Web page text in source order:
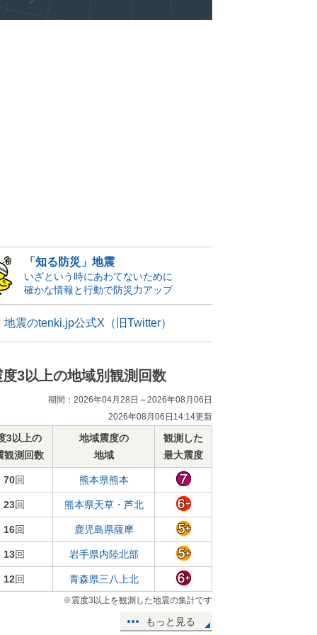
「知る防災」地震
いざという時にあわてないために
確かな情報と行動で防災力アップ
地震のtenki.jp公式X（旧Twitter）
度3以上の地域別観測回数
期間：2026年04月28日～2026年08月06日
2026年08月06日14:14更新
3以上の
観測回数
地域震度の
地域
観測した
最大震度
70回 熊本県熊本
23回 熊本県天草・芦北
16回 鹿児島県薩摩
13回 岩手県内陸北部
12回 青森県三八上北
※震度3以上を観測した地震の集計です
もっと見る